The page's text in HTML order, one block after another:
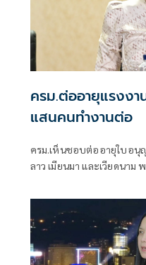
ครม.ต่ออายุแรงง
แสนคนทำงานต่อ
ครม.เห็นชอบต่ออายุใบอนุ
ลาว เมียนมา และเวียดนาม